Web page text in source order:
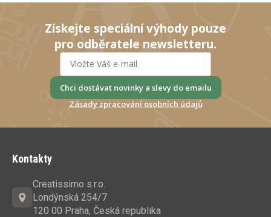
Získejte speciální výhody pouze
pro odběratele newsletteru.
Chci dostávat novinky a slevy do emailu
Zásady zpracování osobních údajů
Kontakty
Creatissimo s.r.o.
Londýnská 254/7
120 00 Praha, Česká republika